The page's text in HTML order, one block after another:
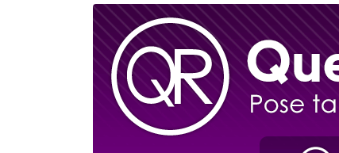
3
2
13
Il
12